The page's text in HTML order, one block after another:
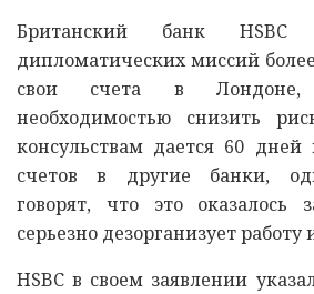
Британский банк HSBC
дипломатических миссий
свои счета в Лондоне,
необходимостью снизить
консульствам дается 60 дней
счетов в другие банки,
говорят, что это оказалось
серьезно дезорганизует
HSBC в своем заявлении